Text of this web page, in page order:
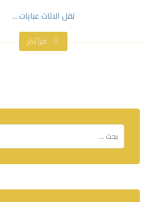
نقل الاثاث عبايات ...
اقرأ أكثر